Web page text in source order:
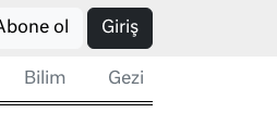
ol Giriş
Bilim Gezi